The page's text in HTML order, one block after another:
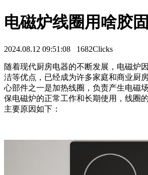
电磁炉线圈用啥胶
2024.08.12 09:51:08 1682Clicks
随着现代厨房电器的不断发展，电磁炉
洁等优点，已经成为许多家庭和商业厨
心部件之一是加热线圈，负责产生电磁
保电磁炉的正常工作和长期使用，线圈
主要原因如下：